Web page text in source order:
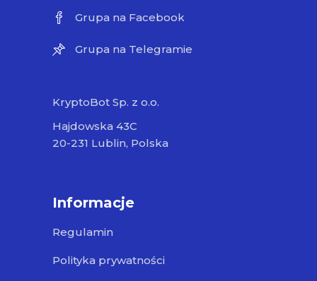
Grupa na Facebook
Grupa na Telegramie
KryptoBot Sp. z o.o.
Hajdowska 43C
20-231 Lublin, Polska
Informacje
Regulamin
Polityka prywatności